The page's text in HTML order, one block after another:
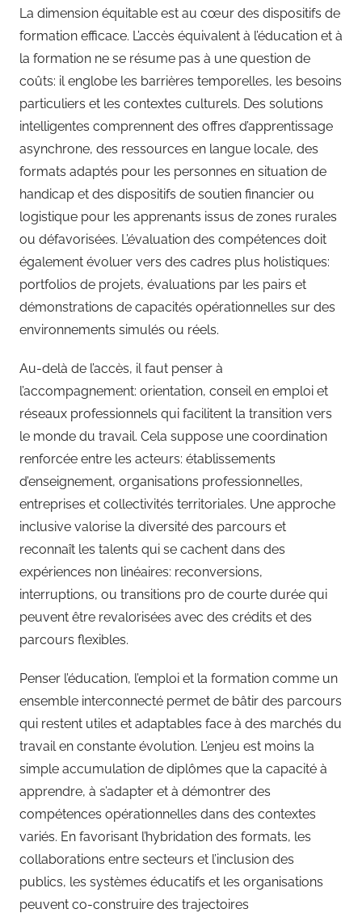
La dimension équitable est au cœur des dispositifs de
formation efficace. L’accès équivalent à l’éducation et à
la formation ne se résume pas à une question de
coûts: il englobe les barrières temporelles, les besoins
particuliers et les contextes culturels. Des solutions
intelligentes comprennent des offres d’apprentissage
asynchrone, des ressources en langue locale, des
formats adaptés pour les personnes en situation de
handicap et des dispositifs de soutien financier ou
logistique pour les apprenants issus de zones rurales
ou défavorisées. L’évaluation des compétences doit
également évoluer vers des cadres plus holistiques:
portfolios de projets, évaluations par les pairs et
démonstrations de capacités opérationnelles sur des
environnements simulés ou réels.
Au-delà de l’accès, il faut penser à
l’accompagnement: orientation, conseil en emploi et
réseaux professionnels qui facilitent la transition vers
le monde du travail. Cela suppose une coordination
renforcée entre les acteurs: établissements
d’enseignement, organisations professionnelles,
entreprises et collectivités territoriales. Une approche
inclusive valorise la diversité des parcours et
reconnaît les talents qui se cachent dans des
expériences non linéaires: reconversions,
interruptions, ou transitions pro de courte durée qui
peuvent être revalorisées avec des crédits et des
parcours flexibles.
Penser l’éducation, l’emploi et la formation comme un
ensemble interconnecté permet de bâtir des parcours
qui restent utiles et adaptables face à des marchés du
travail en constante évolution. L’enjeu est moins la
simple accumulation de diplômes que la capacité à
apprendre, à s’adapter et à démontrer des
compétences opérationnelles dans des contextes
variés. En favorisant l’hybridation des formats, les
collaborations entre secteurs et l’inclusion des
publics, les systèmes éducatifs et les organisations
peuvent co-construire des trajectoires